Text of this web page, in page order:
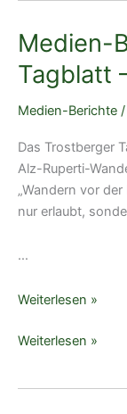
Beispiel
des
Alztales
um
Trostberg
zwischen
Medien-
Tagblatt
Medien-Berichte /
Das Trostberger
Alz-Ruperti-
„Wandern vor
nur erlaubt,
…
Medien-
Trostberger
–
Weiterlesen »
Medien-
Weiterlesen »